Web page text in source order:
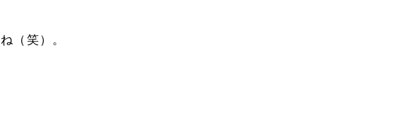
（笑）。